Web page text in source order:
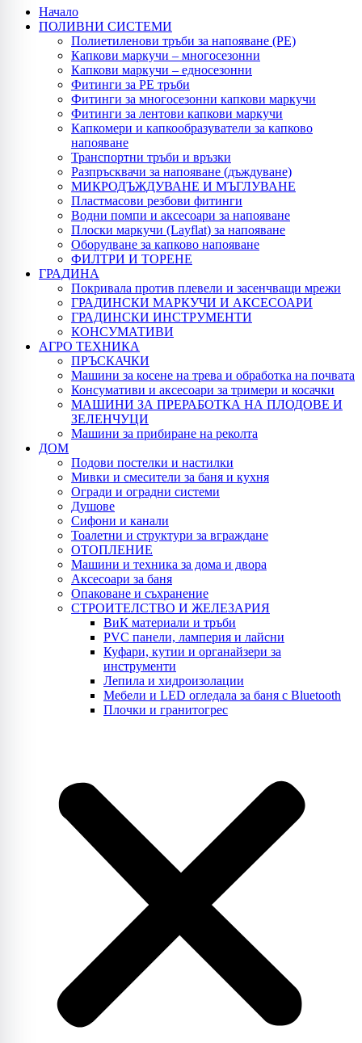
Начало
ПОЛИВНИ СИСТЕМИ
Полиетиленови тръби за напояване (PE)
Капкови маркучи – многосезонни
Капкови маркучи – едносезонни
Фитинги за PE тръби
Фитинги за многосезонни капкови маркучи
Фитинги за лентови капкови маркучи
Капкомери и капкообразуватели за капково
напояване
Транспортни тръби и връзки
Разпръсквачи за напояване (дъждуване)
МИКРОДЪЖДУВАНЕ И МЪГЛУВАНЕ
Пластмасови резбови фитинги
Водни помпи и аксесоари за напояване
Плоски маркучи (Layflat) за напояване
Оборудване за капково напояване
ФИЛТРИ И ТОРЕНЕ
ГРАДИНА
Покривала против плевели и засенчващи мрежи
ГРАДИНСКИ МАРКУЧИ И АКСЕСОАРИ
ГРАДИНСКИ ИНСТРУМЕНТИ
КОНСУМАТИВИ
АГРО ТЕХНИКА
ПРЪСКАЧКИ
Машини за косене на трева и обработка на почвата
Консумативи и аксесоари за тримери и косачки
МАШИНИ ЗА ПРЕРАБОТКА НА ПЛОДОВЕ И
ЗЕЛЕНЧУЦИ
Машини за прибиране на реколта
ДОМ
Подови постелки и настилки
Мивки и смесители за баня и кухня
Огради и оградни системи
Душове
Сифони и канали
Тоалетни и структури за вграждане
ОТОПЛЕНИЕ
Машини и техника за дома и двора
Аксесоари за баня
Опаковане и съхранение
СТРОИТЕЛСТВО И ЖЕЛЕЗАРИЯ
ВиК материали и тръби
PVC панели, ламперия и лайсни
Куфари, кутии и органайзери за
инструменти
Лепила и хидроизолации
Мебели и LED огледала за баня с Bluetooth
Плочки и гранитогрес